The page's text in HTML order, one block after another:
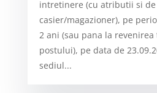
intretinere (cu atributii si de
casier/magazioner), pe
2 ani (sau pana la
postului), pe data de
sediul...